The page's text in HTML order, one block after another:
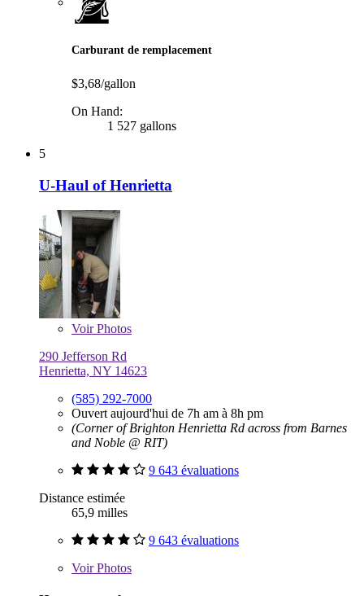
Carburant de remplacement
$3,68/gallon
On Hand:
1 527 gallons
5
U-Haul of Henrietta
VoirPhotos
290 Jefferson Rd
Henrietta, NY 14623
(585) 292-7000
Ouvert aujourd'hui de 7h am à 8h pm
(Corner of Brighton Henrietta Rd across from Barnes
and Noble @ RIT)
9 643 évaluations
Distance estimée
65,9 milles
9 643 évaluations
VoirPhotos